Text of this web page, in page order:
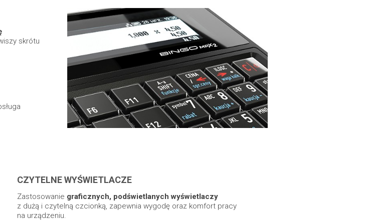
skrótu
CZYTELNE WYŚWIETLACZE
Zastosowanie graficznych, podświetlanych wyświetlaczy
z dużą i czytelną czcionką, zapewnia wygodę oraz komfort pracy
na urządzeniu.